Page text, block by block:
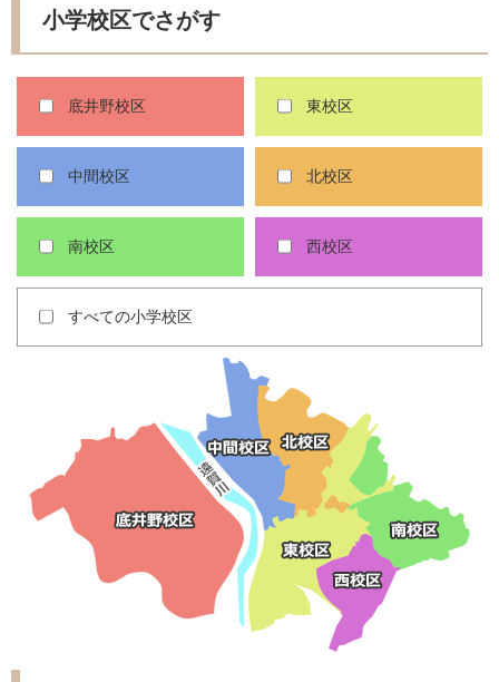
小学校区でさがす
底井野校区 東校区
中間校区 北校区
南校区 西校区
すべての小学校区